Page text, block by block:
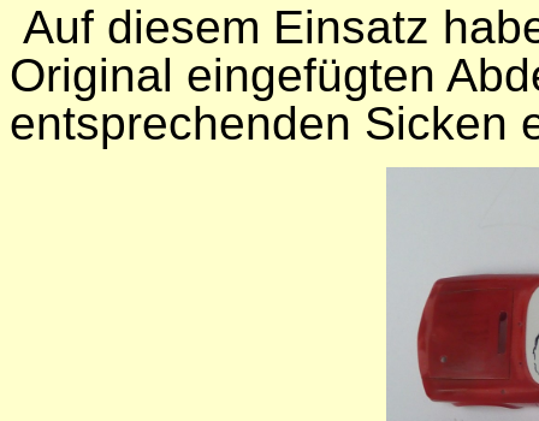
Auf diesem Einsatz
Original eingefügten
entsprechenden Sicken